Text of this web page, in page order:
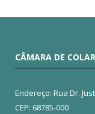
CÂMARA DE
Endereço: Rua Dr.
CEP: 68785-000